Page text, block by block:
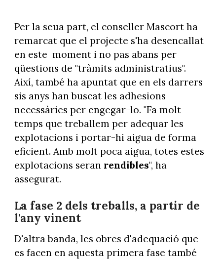
Per la seua part, el conseller Mascort ha
remarcat que el projecte s'ha desencallat
en este moment i no pas abans per
qüestions de "tràmits administratius".
Així, també ha apuntat que en els darrers
sis anys han buscat les adhesions
necessàries per engegar-lo. "Fa molt
temps que treballem per adequar les
explotacions i portar-hi aigua de forma
eficient. Amb molt poca aigua, totes estes
explotacions seran rendibles", ha
assegurat.
La fase 2 dels treballs, a partir de
l'any vinent
D'altra banda, les obres d'adequació que
es facen en aquesta primera fase també